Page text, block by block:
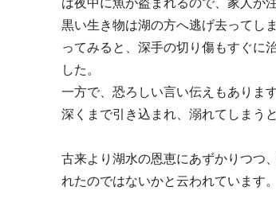
は夜中に魚が盗まれるので、家人が
黒い生き物は湖の方へ逃げ去ってし
ってみると、深手の切り傷もすぐに
した。
一方で、恐ろしい言い伝えもありま
深くまで引き込まれ、溺れてしまう
古来より湖水の恩恵にあずかりつつ
れたのではないかと云われています。